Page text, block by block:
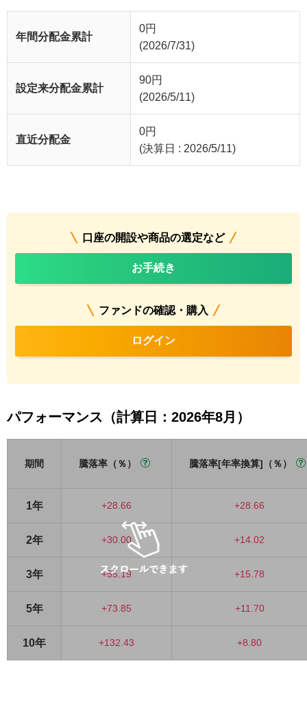
年間分配金累計
0円
(2026/7/31)
設定来分配金累計
90円
(2026/5/11)
直近分配金
0円
(決算日 : 2026/5/11)
口座の開設や商品の選定など
お手続き
ファンドの確認・購入
ログイン
パフォーマンス（計算日：2026年8月）
期間 騰落率（％） 騰落率[年率換算]（％）
1年 +28.66 +28.66
2年 +30.00 +14.02
3年 +55.19 +15.78
5年 +73.85 +11.70
10年 +132.43 +8.80